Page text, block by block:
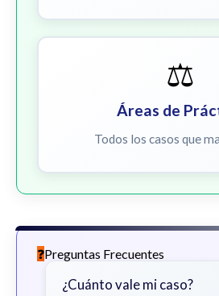
⚖️
Áreas de
Todos los casos que
Preguntas Frecuentes
¿Cuánto vale mi caso?